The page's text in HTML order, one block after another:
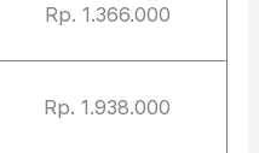
Rp. 1.366.000
Rp. 1.938.000